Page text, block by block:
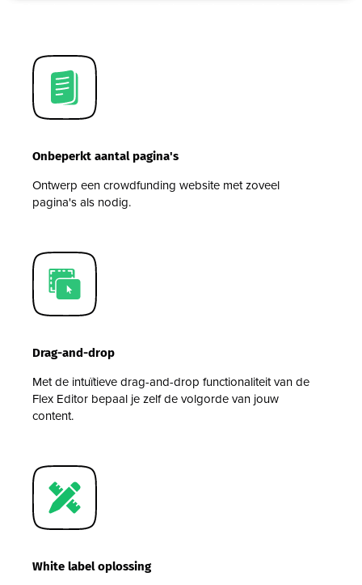
Onbeperkt aantal pagina's
Ontwerp een crowdfunding website met zoveel
pagina's als nodig.
Drag-and-drop
Met de intuïtieve drag-and-drop functionaliteit van de
Flex Editor bepaal je zelf de volgorde van jouw
content.
White label oplossing